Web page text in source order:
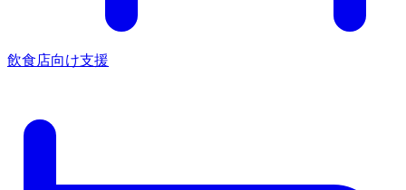
飲食店向け支援